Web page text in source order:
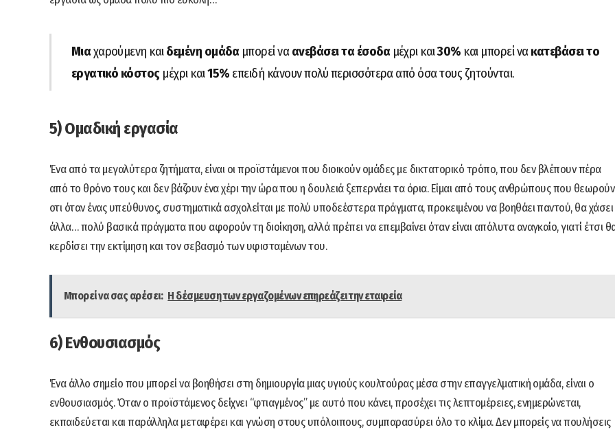
Μιαχαρούμενη καιδεμένη ομάδαμπορεί ναανεβάσει τα έσοδαμέχρι και30% και μπορεί νακατεβάσει το
εργατικό κόστοςμέχρι και15% επειδή κάνουν πολύ περισσότερα από όσα τους ζητούνται.
5) Ομαδική εργασία
Ένα από τα μεγαλύτερα ζητήματα, είναι οι προϊστάμενοι που διοικούν ομάδες με δικτατορικό τρόπο, που δεν βλέπουν πέρα
από το θρόνο τους και δεν βάζουν ένα χέρι την ώρα που η δουλειά ξεπερνάει τα όρια. Είμαι από τους ανθρώπους που θεωρούν
οτι όταν ένας υπεύθυνος, συστηματικά ασχολείται με πολύ υποδεέστερα πράγματα, προκειμένου να βοηθάει παντού, θα χάσει
άλλα… πολύ βασικά πράγματα που αφορούν τη διοίκηση, αλλά πρέπει να επεμβαίνει όταν είναι απόλυτα αναγκαίο, γιατί έτσι
κερδίσει την εκτίμηση και τον σεβασμό των υφισταμένων του.
Μπορεί να σας αρέσει: Η δέσμευση των εργαζομένων επηρεάζει την εταιρεία
6) Ενθουσιασμός
Ένα άλλο σημείο που μπορεί να βοηθήσει στη δημιουργία μιας υγιούς κουλτούρας μέσα στην επαγγελματική ομάδα, είναι ο
ενθουσιασμός. Όταν ο προϊστάμενος δείχνει “φτιαγμένος” με αυτό που κάνει, προσέχει τις λεπτομέρειες, ενημερώνεται,
εκπαιδεύεται και παράλληλα μεταφέρει και γνώση στους υπόλοιπους, συμπαρασύρει όλο το κλίμα. Δεν μπορείς να πουλήσεις